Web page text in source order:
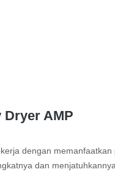
Dryer AMP
dengan
dan